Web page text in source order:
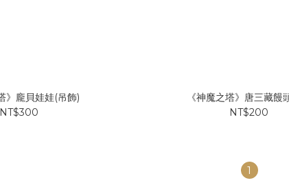
》龐貝娃娃(吊飾)
NT$300
《神魔之塔》唐三藏饅
NT$200
1